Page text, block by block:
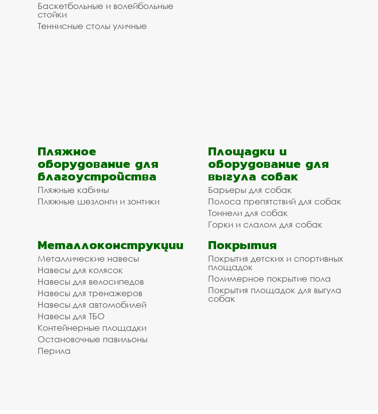
Баскетбольные и волейбольные
стойки
Теннисные столы уличные
Пляжное
оборудование для
благоустройства
Пляжные кабины
Пляжные шезлонги и зонтики
Площадки и
оборудование для
выгула собак
Барьеры для собак
Полоса препятствий для собак
Тоннели для собак
Горки и слалом для собак
Металлоконструкции
Металлические навесы
Навесы для колясок
Навесы для велосипедов
Навесы для тренажеров
Навесы для автомобилей
Навесы для ТБО
Контейнерные площадки
Остановочные павильоны
Перила
Покрытия
Покрытия детских и спортивных
площадок
Полимерное покрытие пола
Покрытия площадок для выгула
собак